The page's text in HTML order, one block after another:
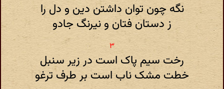
نگه چون توان داشتن دین و دل را
ز دستان فتان و نیرنگ جادو
رخت سیم پاک است در زیر سنبل
خطت مشک ناب است بر طرف ترغو